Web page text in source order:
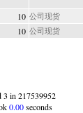
10 公司现货
10 公司现货
3 in 217539952
0.00seconds